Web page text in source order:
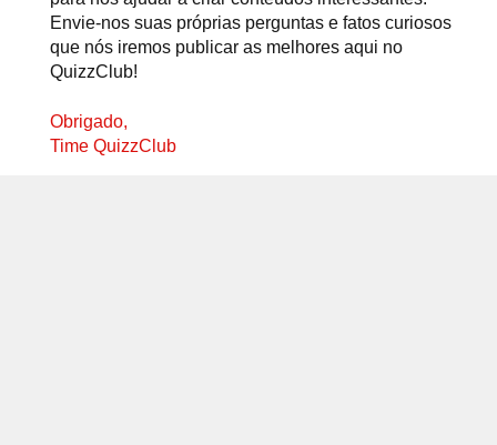
Envie-nos suas próprias perguntas e fatos curiosos
que nós iremos publicar as melhores aqui no
QuizzClub!
Obrigado,
Time QuizzClub